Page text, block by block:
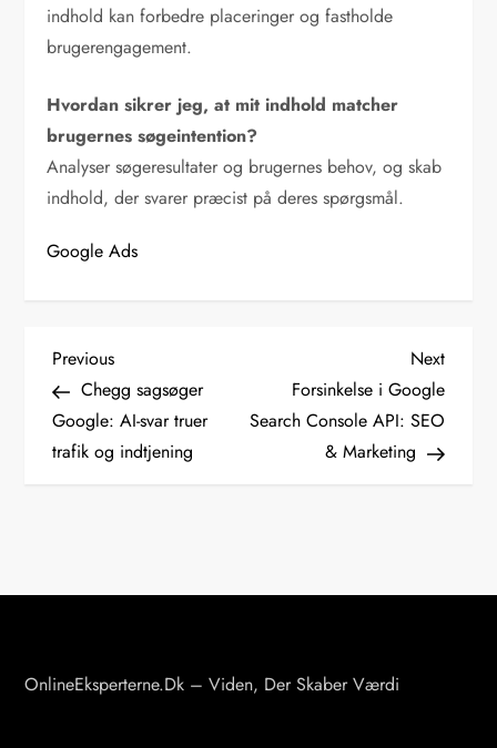
indhold kan forbedre placeringer og fastholde
brugerengagement.
Hvordan sikrer jeg, at mit indhold matcher
brugernes søgeintention?
Analyser søgeresultater og brugernes behov, og skab
indhold, der svarer præcist på deres spørgsmål.
Google Ads
I
n
d
l
v
Previous
Post
Previous
Chegg sagsøger
Google: AI-svar truer
trafik og indtjening
Next
Post
Next
Forsinkelse i Google
Search Console API: SEO
& Marketing
OnlineEksperterne.dk – Viden, Der Skaber Værdi